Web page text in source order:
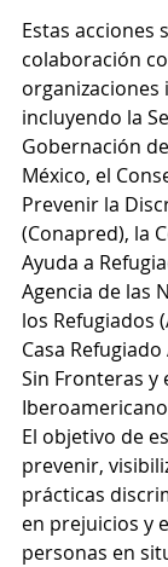
Estas acciones
colaboración
incluyendo la
Gobernación
México, el
Prevenir la
(Conapred), la
Ayuda a
Agencia de las
los Refugiados
Casa Refugiado
Sin Fronteras y
El objetivo de
prevenir,
prácticas
en prejuicios y
personas en